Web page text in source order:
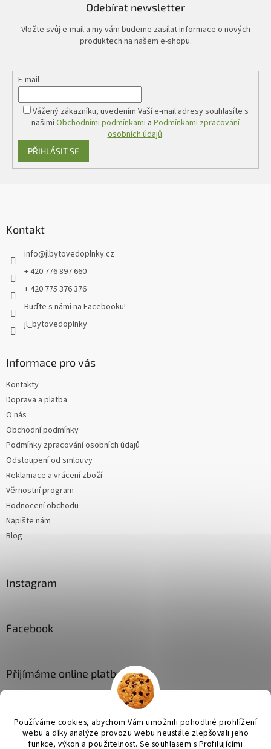
Používáme cookies, abychom Vám umožnili pohodlné prohlížení
webu a díky analýze provozu webu neustále zlepšovali jeho
funkce, výkon a použitelnost. Se souhlasem s Profilujícími
Odebírat newsletter
Vložte svůj e-mail a my vám budeme zasílat informace o nových
produktech na našem e-shopu.
E-mail
Vážený zákazníku, uvedením Vaší e-mail adresy souhlasíte s
našimi Obchodními podmínkami a Podmínkami zpracování
osobních údajů.
PŘIHLÁSIT SE
Kontakt
info@jlbytovedoplnky.cz
+ 420 776 897 660
+ 420 775 376 376
Buďte s námi na Facebooku!
jl_bytovedoplnky
Informace pro vás
Kontakty
Doprava a platba
O nás
Obchodní podmínky
Podmínky zpracování osobních údajů
Odstoupení od smlouvy
Reklamace a vrácení zboží
Věrnostní program
Hodnocení obchodu
Napište nám
Blog
Instagram
Facebook
Přijímáme online platby